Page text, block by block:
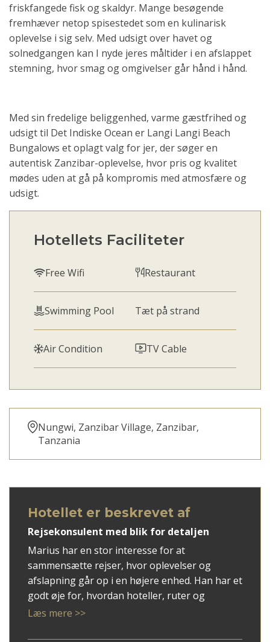
friskfangede fisk og skaldyr. Mange besøgende
fremhæver netop spisestedet som en kulinarisk
oplevelse i sig selv. Med udsigt over havet og
solnedgangen kan I nyde jeres måltider i en afslappet
stemning, hvor smag og omgivelser går hånd i hånd.
Med sin fredelige beliggenhed, varme gæstfrihed og
udsigt til Det Indiske Ocean er Langi Langi Beach
Bungalows et oplagt valg for jer, der søger en
autentisk Zanzibar-oplevelse, hvor pris og kvalitet
mødes uden at gå på kompromis med atmosfære og
udsigt.
Hotellets Faciliteter
Free Wifi Restaurant
Swimming Pool Tæt på strand
Air Condition TV Cable
Nungwi, Zanzibar Village, Zanzibar,
Tanzania
Hotellet er beskrevet af
Rejsekonsulent med blik for detaljen
Marius har en stor interesse for at
sammensætte rejser, hvor oplevelser og
afslapning går op i en højere enhed. Han har et
godt øje for, hvordan hoteller, ruter og
rejsemål spiller bedst sammen, og han
Læs mere >>